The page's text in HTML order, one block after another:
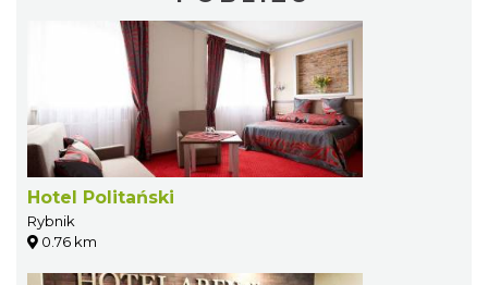
Hotel Politański
Rybnik
0.76 km